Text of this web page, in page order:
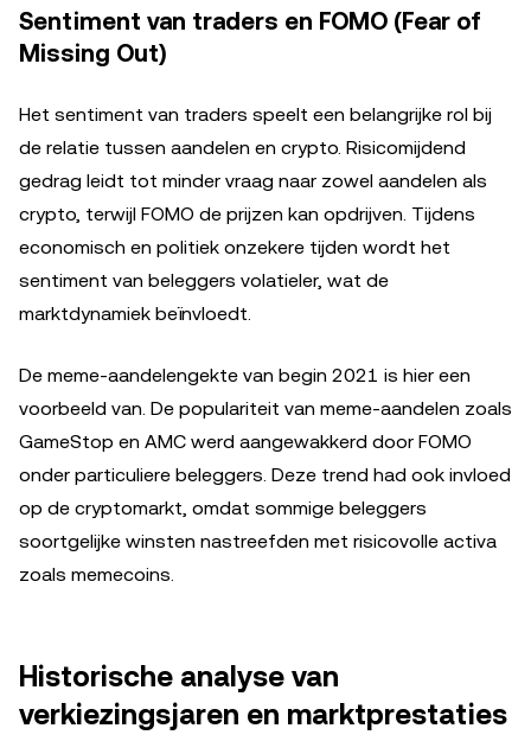
Sentiment van traders en FOMO (Fear of
Missing Out)
Het sentiment van traders speelt een belangrijke rol bij
de relatie tussen aandelen en crypto. Risicomijdend
gedrag leidt tot minder vraag naar zowel aandelen als
crypto, terwijl FOMO de prijzen kan opdrijven. Tijdens
economisch en politiek onzekere tijden wordt het
sentiment van beleggers volatieler, wat de
marktdynamiek beïnvloedt.
De meme-aandelengekte van begin 2021 is hier een
voorbeeld van. De populariteit van meme-aandelen zoals
GameStop en AMC werd aangewakkerd door FOMO
onder particuliere beleggers. Deze trend had ook invloed
op de cryptomarkt, omdat sommige beleggers
soortgelijke winsten nastreefden met risicovolle activa
zoals memecoins.
Historische analyse van
verkiezingsjaren en marktprestaties